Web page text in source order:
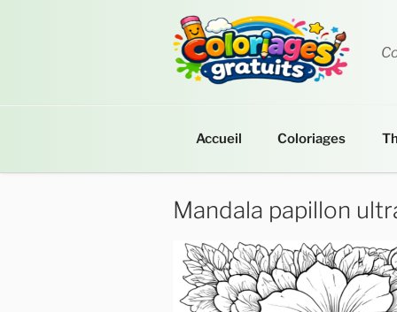
Accueil Coloriages
Mandala papillon